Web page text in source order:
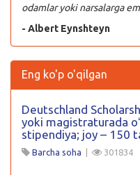
odamlar yoki narsalarga
- Albert Eynshteyn
Eng ko'p o'qilgan
Deutschland
yoki magistraturada
stipendiya; joy – 150
Barcha soha | 301834